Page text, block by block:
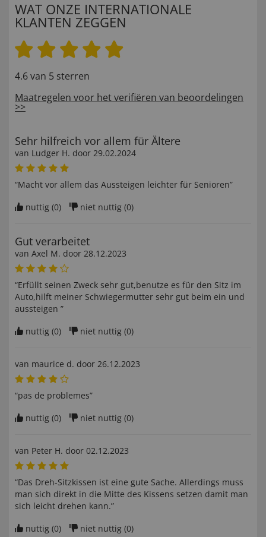
WAT ONZE INTERNATIONALE
KLANTEN ZEGGEN
4.6 van 5 sterren
Maatregelen voor het verifiëren van beoordelingen
>>
Sehr hilfreich vor allem für Ältere
van Ludger H. door 29.02.2024
“Macht vor allem das Aussteigen leichter für Senioren”
nuttig (0) niet nuttig (0)
Gut verarbeitet
van Axel M. door 28.12.2023
“Erfüllt seinen Zweck sehr gut,benutze es für den Sitz im
Auto,hilft meiner Schwiegermutter sehr gut beim ein und
aussteigen ”
nuttig (0) niet nuttig (0)
van maurice d. door 26.12.2023
“pas de problemes”
nuttig (0) niet nuttig (0)
van Peter H. door 02.12.2023
“Das Dreh-Sitzkissen ist eine gute Sache. Allerdings muss
man sich direkt in die Mitte des Kissens setzen damit man
sich leicht drehen kann.”
nuttig (0) niet nuttig (0)